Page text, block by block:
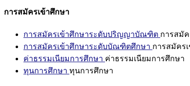
การสมัครเข้าศึกษา
การสมัครเข้าศึกษาระดับปริญญาบัณฑิต การสมั
การสมัครเข้าศึกษาระดับบัณฑิตศึกษา การสมัคร
ค่าธรรมเนียมการศึกษา ค่าธรรมเนียมการศึกษา
ทุนการศึกษา ทุนการศึกษา